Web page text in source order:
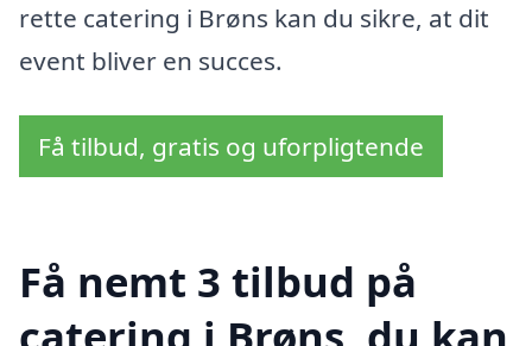
rette catering i Brøns kan du sikre, at dit
event bliver en succes.
Få tilbud, gratis og uforpligtende
Få nemt 3 tilbud på